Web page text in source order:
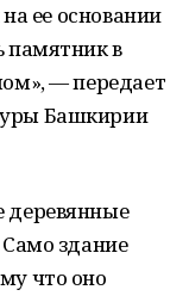
ее основании
памятник в
— передает
Башкирии
деревянные
здание
что оно